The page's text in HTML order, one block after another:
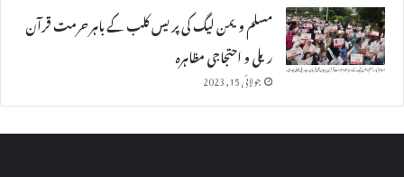
مسلم ویمن لیگ کی پریس کلب کے باہر حرمت قرآن
ریلی و احتجاجی مظاہرہ
جولائی 15, 2023